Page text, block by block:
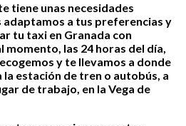
tiene unas necesidades
a tus preferencias y
tu taxi en Granada con
las 24 horas del día,
y te llevamos a donde
estación de tren o autobús, a
de trabajo, en la Vega de